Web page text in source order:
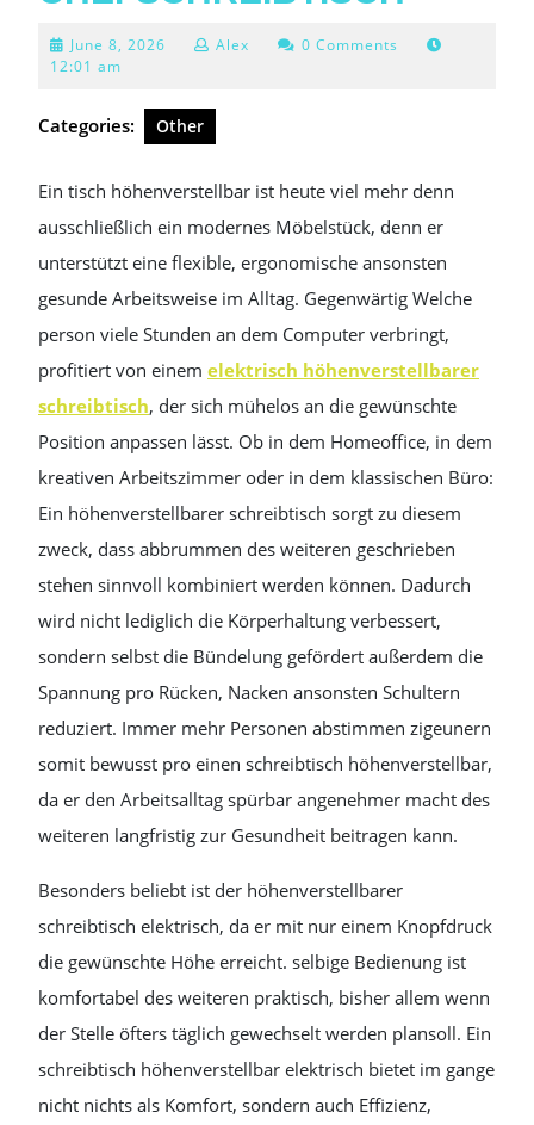
June 8, 2026 June
Alex
0 Comments
12:01 am
Categories: Other
Ein tisch höhenverstellbar ist heute viel mehr denn
ausschließlich ein modernes Möbelstück, denn er
unterstützt eine flexible, ergonomische ansonsten
gesunde Arbeitsweise im Alltag. Gegenwärtig Welche
person viele Stunden an dem Computer verbringt,
profitiert von einem elektrisch höhenverstellbarer
schreibtisch, der sich mühelos an die gewünschte
Position anpassen lässt. Ob in dem Homeoffice, in dem
kreativen Arbeitszimmer oder in dem klassischen Büro:
Ein höhenverstellbarer schreibtisch sorgt zu diesem
zweck, dass abbrummen des weiteren geschrieben
stehen sinnvoll kombiniert werden können. Dadurch
wird nicht lediglich die Körperhaltung verbessert,
sondern selbst die Bündelung gefördert außerdem die
Spannung pro Rücken, Nacken ansonsten Schultern
reduziert. Immer mehr Personen abstimmen zigeunern
somit bewusst pro einen schreibtisch höhenverstellbar,
da er den Arbeitsalltag spürbar angenehmer macht des
weiteren langfristig zur Gesundheit beitragen kann.
Besonders beliebt ist der höhenverstellbarer
schreibtisch elektrisch, da er mit nur einem Knopfdruck
die gewünschte Höhe erreicht. selbige Bedienung ist
komfortabel des weiteren praktisch, bisher allem wenn
der Stelle öfters täglich gewechselt werden plansoll. Ein
schreibtisch höhenverstellbar elektrisch bietet im gange
nicht nichts als Komfort, sondern auch Effizienz,